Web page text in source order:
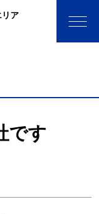
リア
です